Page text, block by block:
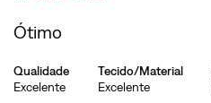
Ótimo
Qualidade
Excelente
Tecido/Material
Excelente